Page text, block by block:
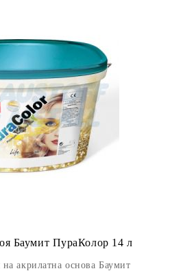
Баумит ПураКолор 14 л
акрилатна основа Баумит